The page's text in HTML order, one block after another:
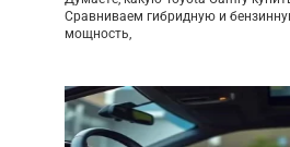
Сравниваем гибридную и
мощность,